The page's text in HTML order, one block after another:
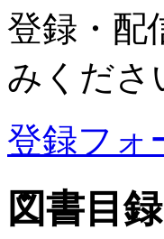
登録・配
みくださ
登録フォ
図書目録